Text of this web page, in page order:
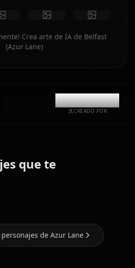
Crea arte de IA de Belfast
(Azur Lane)
@sara_waifus
CREADO POR
que te
de Azur Lane